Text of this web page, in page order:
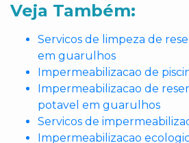
Veja Também:
Servicos de limpeza de
em guarulhos
Impermeabilizacao de
Impermeabilizacao de
potavel em guarulhos
Servicos de
Impermeabilizacao